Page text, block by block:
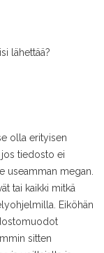
lähettää?
olla erityisen
tiedosto ei
useamman megan.
tai kaikki mitkä
Eiköhän
sitten